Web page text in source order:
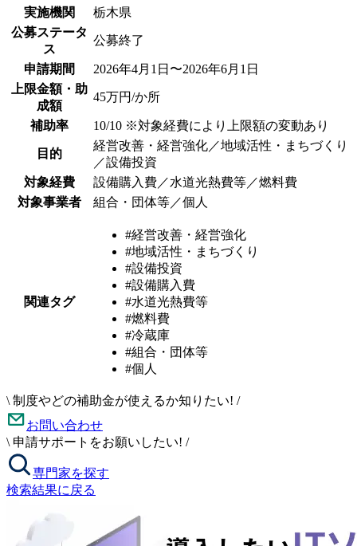
実施機関
栃木県
公募ステータ
ス
公募終了
申請期間
2026年4月1日〜2026年6月1日
上限金額・助
成額
45万円/か所
補助率 10/10 ※対象経費により上限額の変動あり
目的
経営改善・経営強化／地域活性・まちづくり
／設備投資
対象経費
設備購入費／水道光熱費等／燃料費
対象事業者
組合・団体等／個人
関連タグ
#経営改善・経営強化
#地域活性・まちづくり
#設備投資
#設備購入費
#水道光熱費等
#燃料費
#冷蔵庫
#組合・団体等
#個人
\ 制度やどの補助金が使えるか知りたい! /
お問い合わせ
\ 申請サポートをお願いしたい! /
専門家を探す
検索結果に戻る